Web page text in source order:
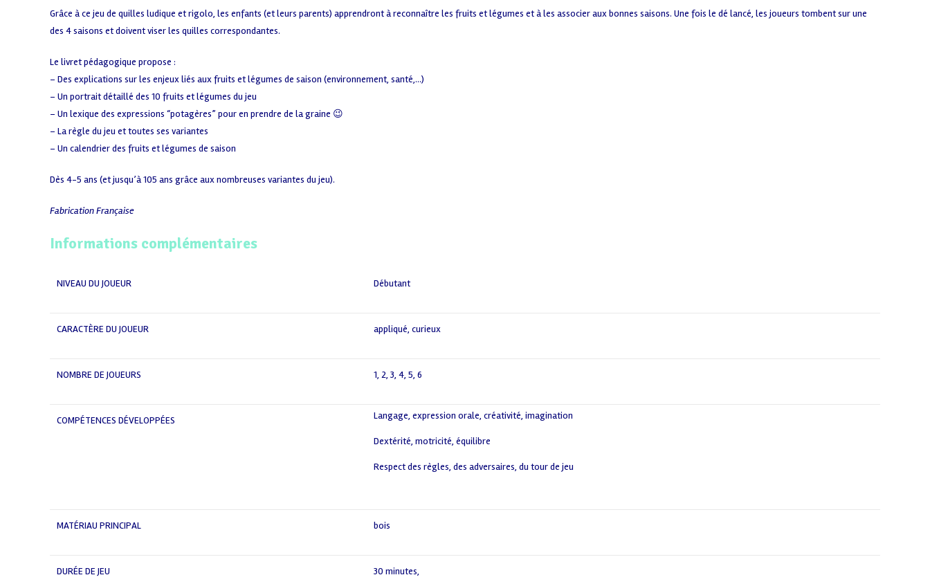
Grâce à ce jeu de quilles ludique et rigolo, les enfants (et leurs parents) apprendront à reconnaître les fruits et légumes et à les associer aux bonnes saisons. Une fois le dé lancé, les joueurs tombent sur une
des 4 saisons et doivent viser les quilles correspondantes.
Le livret pédagogique propose :
– Des explications sur les enjeux liés aux fruits et légumes de saison (environnement, santé,…)
– Un portrait détaillé des 10 fruits et légumes du jeu
– Un lexique des expressions “potagères” pour en prendre de la graine 😉
– La règle du jeu et toutes ses variantes
– Un calendrier des fruits et légumes de saison
Dès 4-5 ans (et jusqu’à 105 ans grâce aux nombreuses variantes du jeu).
Fabrication Française
Informations complémentaires
NIVEAU DU JOUEUR Débutant
CARACTÈRE DU JOUEUR appliqué, curieux
NOMBRE DE JOUEURS 1, 2, 3, 4, 5, 6
COMPÉTENCES DÉVELOPPÉES
Langage, expression orale, créativité, imagination
Dextérité, motricité, équilibre
Respect des règles, des adversaires, du tour de jeu
MATÉRIAU PRINCIPAL bois
DURÉE DE JEU 30 minutes,